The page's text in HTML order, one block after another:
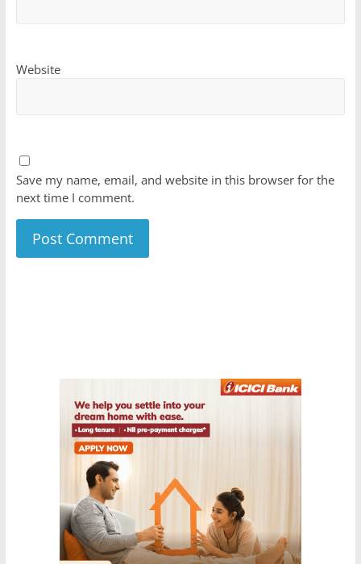
Website
Save my name, email, and website in this browser for the
next time I comment.